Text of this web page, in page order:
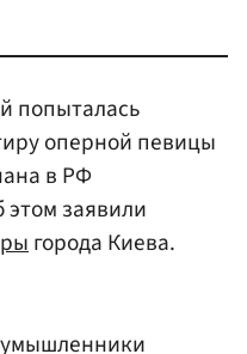
попыталась
оперной певицы
в РФ
заявили
города Киева.